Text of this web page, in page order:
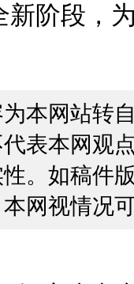
新阶段，
本网站转
表本网观
。如稿件
网视情况